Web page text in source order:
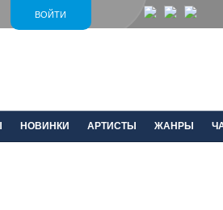
ВОЙТИ
НОВИНКИ АРТИСТЫ ЖАНРЫ